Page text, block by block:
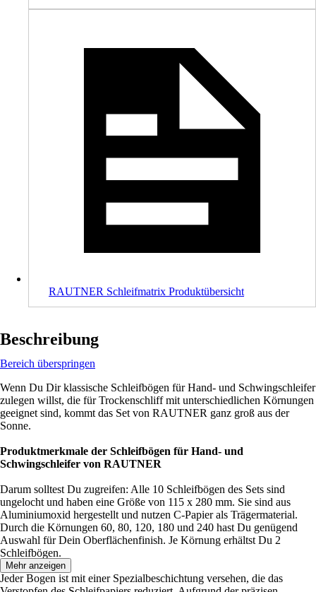
RAUTNER Schleifmatrix Produktübersicht
Beschreibung
Bereich überspringen
Wenn Du Dir klassische Schleifbögen für Hand- und Schwingschleifer
zulegen willst, die für Trockenschliff mit unterschiedlichen Körnungen
geeignet sind, kommt das Set von RAUTNER ganz groß aus der
Sonne.
Produktmerkmale der Schleifbögen für Hand- und
Schwingschleifer von RAUTNER
Darum solltest Du zugreifen: Alle 10 Schleifbögen des Sets sind
ungelocht und haben eine Größe von 115 x 280 mm. Sie sind aus
Aluminiumoxid hergestellt und nutzen C-Papier als Trägermaterial.
Durch die Körnungen 60, 80, 120, 180 und 240 hast Du genügend
Auswahl für Dein Oberflächenfinish. Je Körnung erhältst Du 2
Schleifbögen.
Jeder Bogen ist mit einer Spezialbeschichtung versehen, die das
Mehr anzeigen